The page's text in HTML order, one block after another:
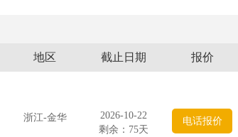
地区 截止日期 报价
浙江-金华
2026-10-22
剩余：75天
电话报价